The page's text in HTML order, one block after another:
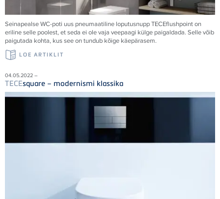
Seinapealse WC-poti uus pneumaatiline loputusnuppTECEflushpoint on
eriline selle poolest, et seda ei ole vaja veepaagi külge paigaldada. Selle võib
paigutada kohta, kus see on tundub kõige käepärasem.
LOE ARTIKLIT
04.05.2022 –
TECEsquare – modernismi klassika